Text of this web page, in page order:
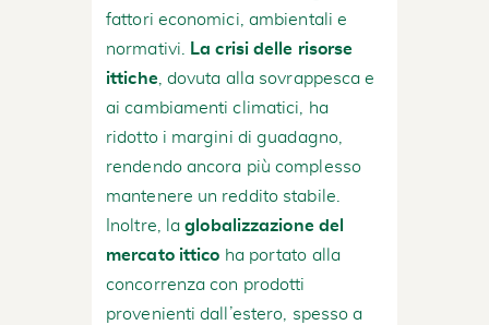
fattori economici, ambientali e
normativi.
La crisi delle risorse
ittiche, dovuta alla sovrappesca e
ai cambiamenti climatici, ha
ridotto i margini di guadagno,
rendendo ancora più complesso
mantenere un reddito stabile.
Inoltre, laglobalizzazione del
mercato ittico ha portato alla
concorrenza con prodotti
provenienti dall’estero, spesso a